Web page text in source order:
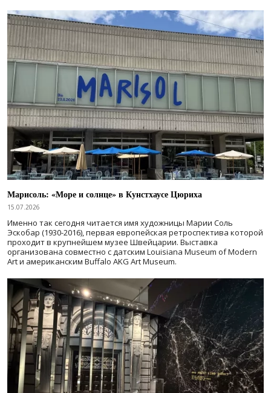
Марисоль: «Море и солнце» в Кунстхаусе Цюриха
15.07.2026
Именно так сегодня читается имя художницы Марии Соль
Эскобар (1930-2016), первая европейская ретроспектива которой
проходит в крупнейшем музее Швейцарии. Выставка
организована совместно с датским Louisiana Museum of Modern
Art и американским Buffalo AKG Art Museum.